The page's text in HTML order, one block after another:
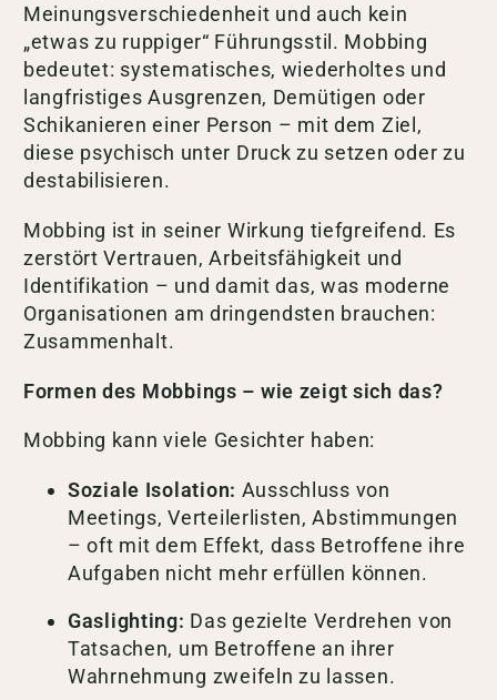
Meinungsverschiedenheit und auch kein
„etwas zu ruppiger“ Führungsstil. Mobbing
bedeutet: systematisches, wiederholtes und
langfristiges Ausgrenzen, Demütigen oder
Schikanieren einer Person – mit dem Ziel,
diese psychisch unter Druck zu setzen oder zu
destabilisieren.
Mobbing ist in seiner Wirkung tiefgreifend. Es
zerstört Vertrauen, Arbeitsfähigkeit und
Identifikation – und damit das, was moderne
Organisationen am dringendsten brauchen:
Zusammenhalt.
Formen des Mobbings – wie zeigt sich das?
Mobbing kann viele Gesichter haben:
Soziale Isolation: Ausschluss von
Meetings, Verteilerlisten, Abstimmungen
– oft mit dem Effekt, dass Betroffene ihre
Aufgaben nicht mehr erfüllen können.
Gaslighting: Das gezielte Verdrehen von
Tatsachen, um Betroffene an ihrer
Wahrnehmung zweifeln zu lassen.